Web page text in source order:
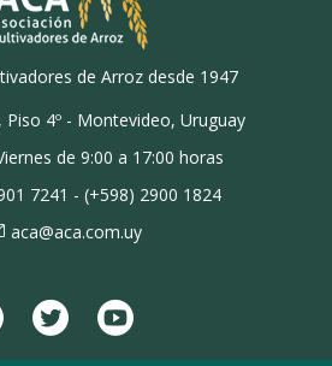
de Arroz desde 1947
Piso 4º - Montevideo, Uruguay
de 9:00 a 17:00 horas
7241 - (+598) 2900 1824
aca@aca.com.uy